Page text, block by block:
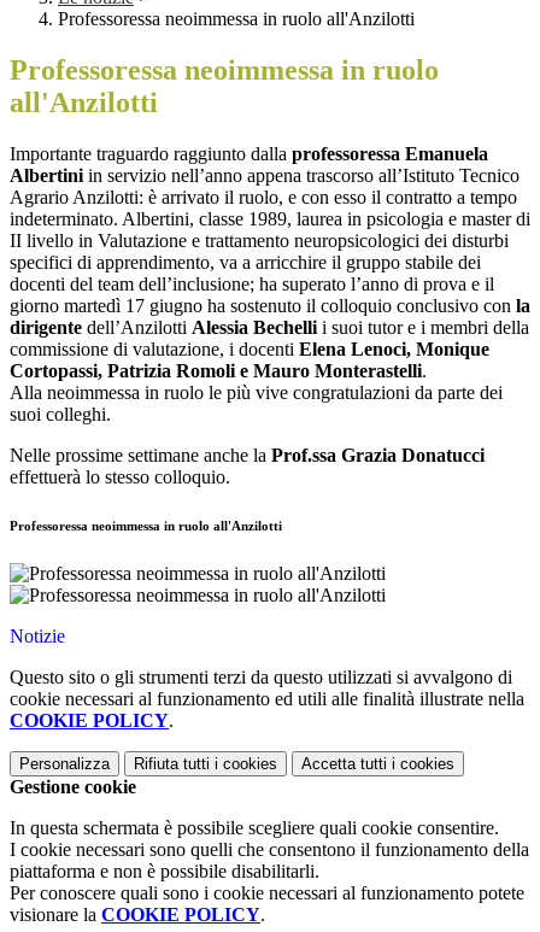
Professoressa neoimmessa in ruolo all'Anzilotti
Professoressa neoimmessa in ruolo
all'Anzilotti
Importante traguardo raggiunto dalla professoressa Emanuela
Albertini in servizio nell’anno appena trascorso all’Istituto Tecnico
Agrario Anzilotti: è arrivato il ruolo, e con esso il contratto a tempo
indeterminato. Albertini, classe 1989, laurea in psicologia e master di
II livello in Valutazione e trattamento neuropsicologici dei disturbi
specifici di apprendimento, va a arricchire il gruppo stabile dei
docenti del team dell’inclusione; ha superato l’anno di prova e il
giorno martedì 17 giugno ha sostenuto il colloquio conclusivo con la
dirigente dell’Anzilotti Alessia Bechelli i suoi tutor e i membri della
commissione di valutazione, i docenti Elena Lenoci, Monique
Cortopassi, Patrizia Romoli e Mauro Monterastelli.
Alla neoimmessa in ruolo le più vive congratulazioni da parte dei
suoi colleghi.
Nelle prossime settimane anche la Prof.ssa Grazia Donatucci
effettuerà lo stesso colloquio.
Professoressa neoimmessa in ruolo all'Anzilotti
Notizie
Questo sito o gli strumenti terzi da questo utilizzati si avvalgono di
cookie necessari al funzionamento ed utili alle finalità illustrate nella
COOKIE POLICY.
Personalizza Rifiuta tutti i cookies Accetta tutti i cookies
Gestione cookie
In questa schermata è possibile scegliere quali cookie consentire.
I cookie necessari sono quelli che consentono il funzionamento della
piattaforma e non è possibile disabilitarli.
Per conoscere quali sono i cookie necessari al funzionamento potete
visionare la COOKIE POLICY.